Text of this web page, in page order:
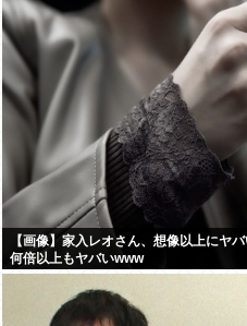
【画像】家入レオさん、想像以上にヤ
何倍以上もヤバいwww